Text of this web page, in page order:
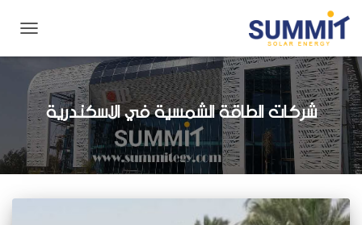
التنقل
شركات الطاقة الشمسية في الاسكندرية